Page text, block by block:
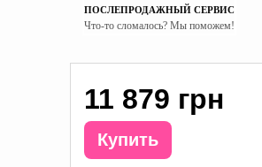
ПОСЛЕПРОДАЖНЫЙ СЕРВИС
Что-то сломалось? Мы поможем!
11 879 грн
Купить